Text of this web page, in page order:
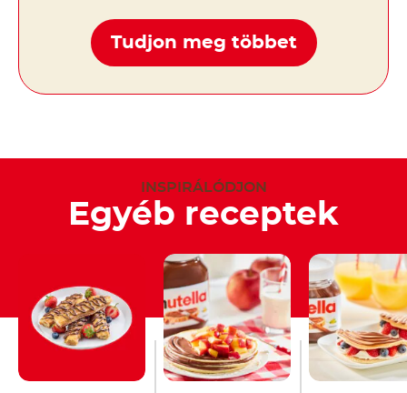
Tudjon meg többet
INSPIRÁLÓDJON
Egyéb receptek